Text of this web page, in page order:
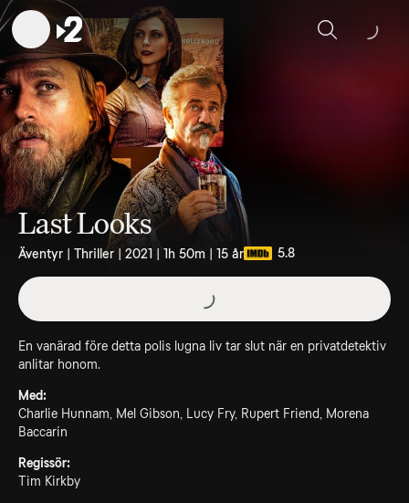
Sök
Last Looks
Äventyr | Thriller | 2021 | 1h 50m | 15 år 5.8
En vanärad före detta polis lugna liv tar slut när en privatdetektiv
anlitar honom.
Med:
Charlie Hunnam, Mel Gibson, Lucy Fry, Rupert Friend, Morena
Baccarin
Regissör:
Tim Kirkby